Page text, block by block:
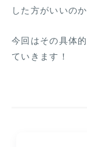
した方がいいのか
今回はその具体
ていきます！